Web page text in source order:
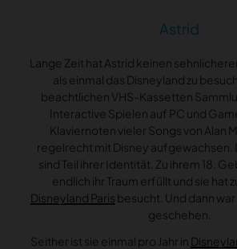
Astrid
Lange Zeit hat Astrid keinen
als einmal das Disneyland zu
beachtlichen VHS-Kassetten
Interactive Spielen auf PC und
Klaviernoten vieler Songs von Alan
regelrecht mit Disney aufgewachsen.
sind Teil ihrer Identität. Zu ihrem 18.
endlich ihr Traum erfüllt und sie hat
Disneyland Paris besucht. Und dann
geschehen.
Seither ist sie einmal pro Jahr in